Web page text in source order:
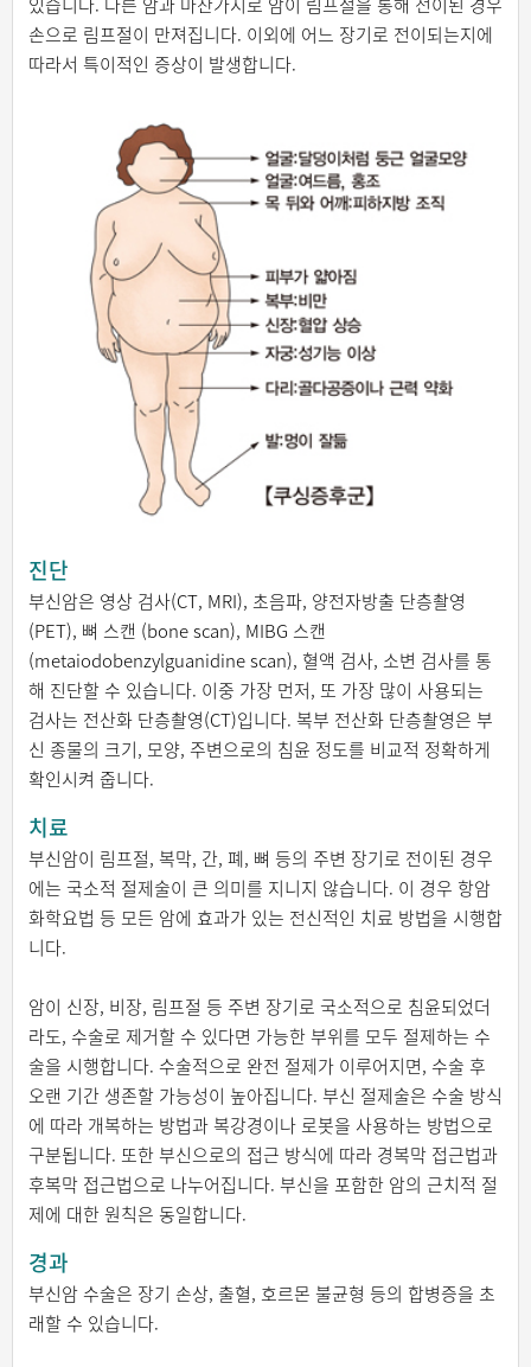
손으로 림프절이 만져집니다. 이외에 어느 장기로 전이되는지에
따라서 특이적인 증상이 발생합니다.
진단
부신암은 영상 검사(CT, MRI), 초음파, 양전자방출 단층촬영
(PET), 뼈 스캔 (bone scan), MIBG 스캔
(metaiodobenzylguanidine scan), 혈액 검사, 소변 검사를 통
해 진단할 수 있습니다. 이중 가장 먼저, 또 가장 많이 사용되는
검사는 전산화 단층촬영(CT)입니다. 복부 전산화 단층촬영은 부
신 종물의 크기, 모양, 주변으로의 침윤 정도를 비교적 정확하게
확인시켜 줍니다.
치료
부신암이 림프절, 복막, 간, 폐, 뼈 등의 주변 장기로 전이된 경우
에는 국소적 절제술이 큰 의미를 지니지 않습니다. 이 경우 항암
화학요법 등 모든 암에 효과가 있는 전신적인 치료 방법을 시행합
니다.
암이 신장, 비장, 림프절 등 주변 장기로 국소적으로 침윤되었더
라도, 수술로 제거할 수 있다면 가능한 부위를 모두 절제하는 수
술을 시행합니다. 수술적으로 완전 절제가 이루어지면, 수술 후
오랜 기간 생존할 가능성이 높아집니다. 부신 절제술은 수술 방식
에 따라 개복하는 방법과 복강경이나 로봇을 사용하는 방법으로
구분됩니다. 또한 부신으로의 접근 방식에 따라 경복막 접근법과
후복막 접근법으로 나누어집니다. 부신을 포함한 암의 근치적 절
제에 대한 원칙은 동일합니다.
경과
부신암 수술은 장기 손상, 출혈, 호르몬 불균형 등의 합병증을 초
래할 수 있습니다.